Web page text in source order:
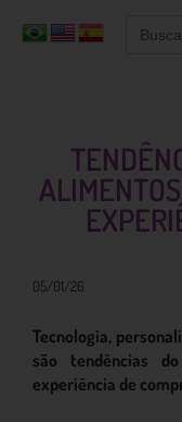
for:
05/01/26
Tecnologia,
são tendências
experiência de